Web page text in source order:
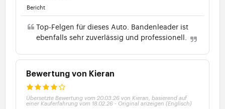
Bericht
Top-Felgen für dieses Auto. Bandenleader ist
ebenfalls sehr zuverlässig und professionell.
Bewertung von Kieran
Übersetzte Bewertung vom 20.03.26 von Kieran, basierend auf
einer Kauferfahrung vom 18.02.26 - Original anzeigen (Englisch)